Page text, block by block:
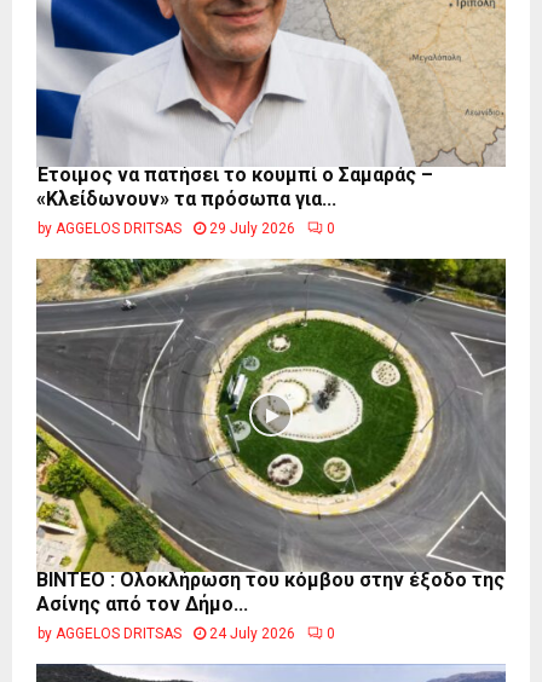
Έτοιμος να πατήσει το κουμπί ο Σαμαράς –
«Κλείδωνουν» τα πρόσωπα για...
by AGGELOS DRITSAS 29 July 2026 0
ΒΙΝΤΕΟ : Ολοκλήρωση του κόμβου στην έξοδο της
Ασίνης από τον Δήμο...
by AGGELOS DRITSAS 24 July 2026 0